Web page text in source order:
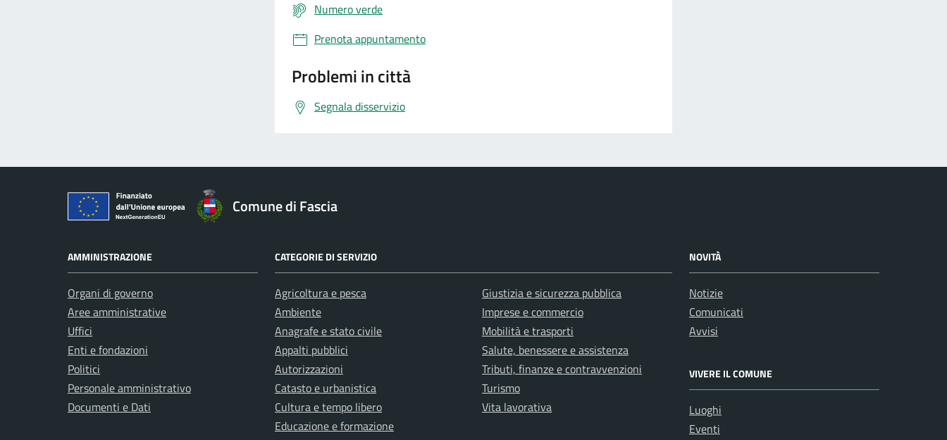
Numero verde
Prenota appuntamento
Problemi in città
Segnala disservizio
Comune di Fascia
AMMINISTRAZIONE
Organi di governo
Aree amministrative
Uffici
Enti e fondazioni
Politici
Personale amministrativo
Documenti e Dati
CATEGORIE DI SERVIZIO
Agricoltura e pesca
Ambiente
Anagrafe e stato civile
Appalti pubblici
Autorizzazioni
Catasto e urbanistica
Cultura e tempo libero
Educazione e formazione
Giustizia e sicurezza pubblica
Imprese e commercio
Mobilità e trasporti
Salute, benessere e assistenza
Tributi, finanze e contravvenzioni
Turismo
Vita lavorativa
NOVITÀ
Notizie
Comunicati
Avvisi
VIVERE IL COMUNE
Luoghi
Eventi